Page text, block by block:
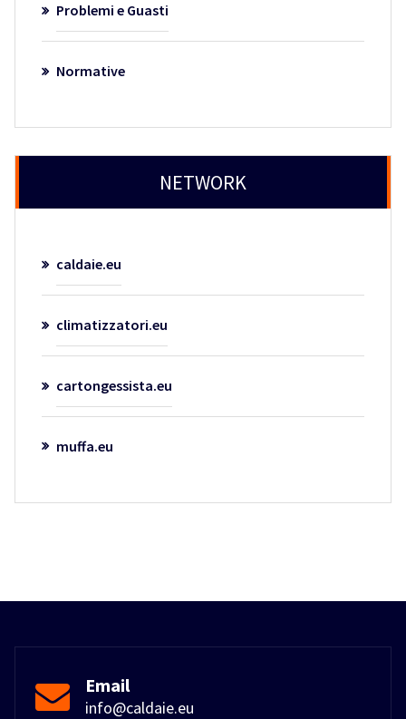
Problemi e Guasti
Normative
NETWORK
caldaie.eu
climatizzatori.eu
cartongessista.eu
muffa.eu
Email
info@caldaie.eu